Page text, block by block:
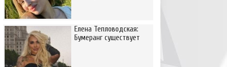
Елена Тепловодская:
Бумеранг существует